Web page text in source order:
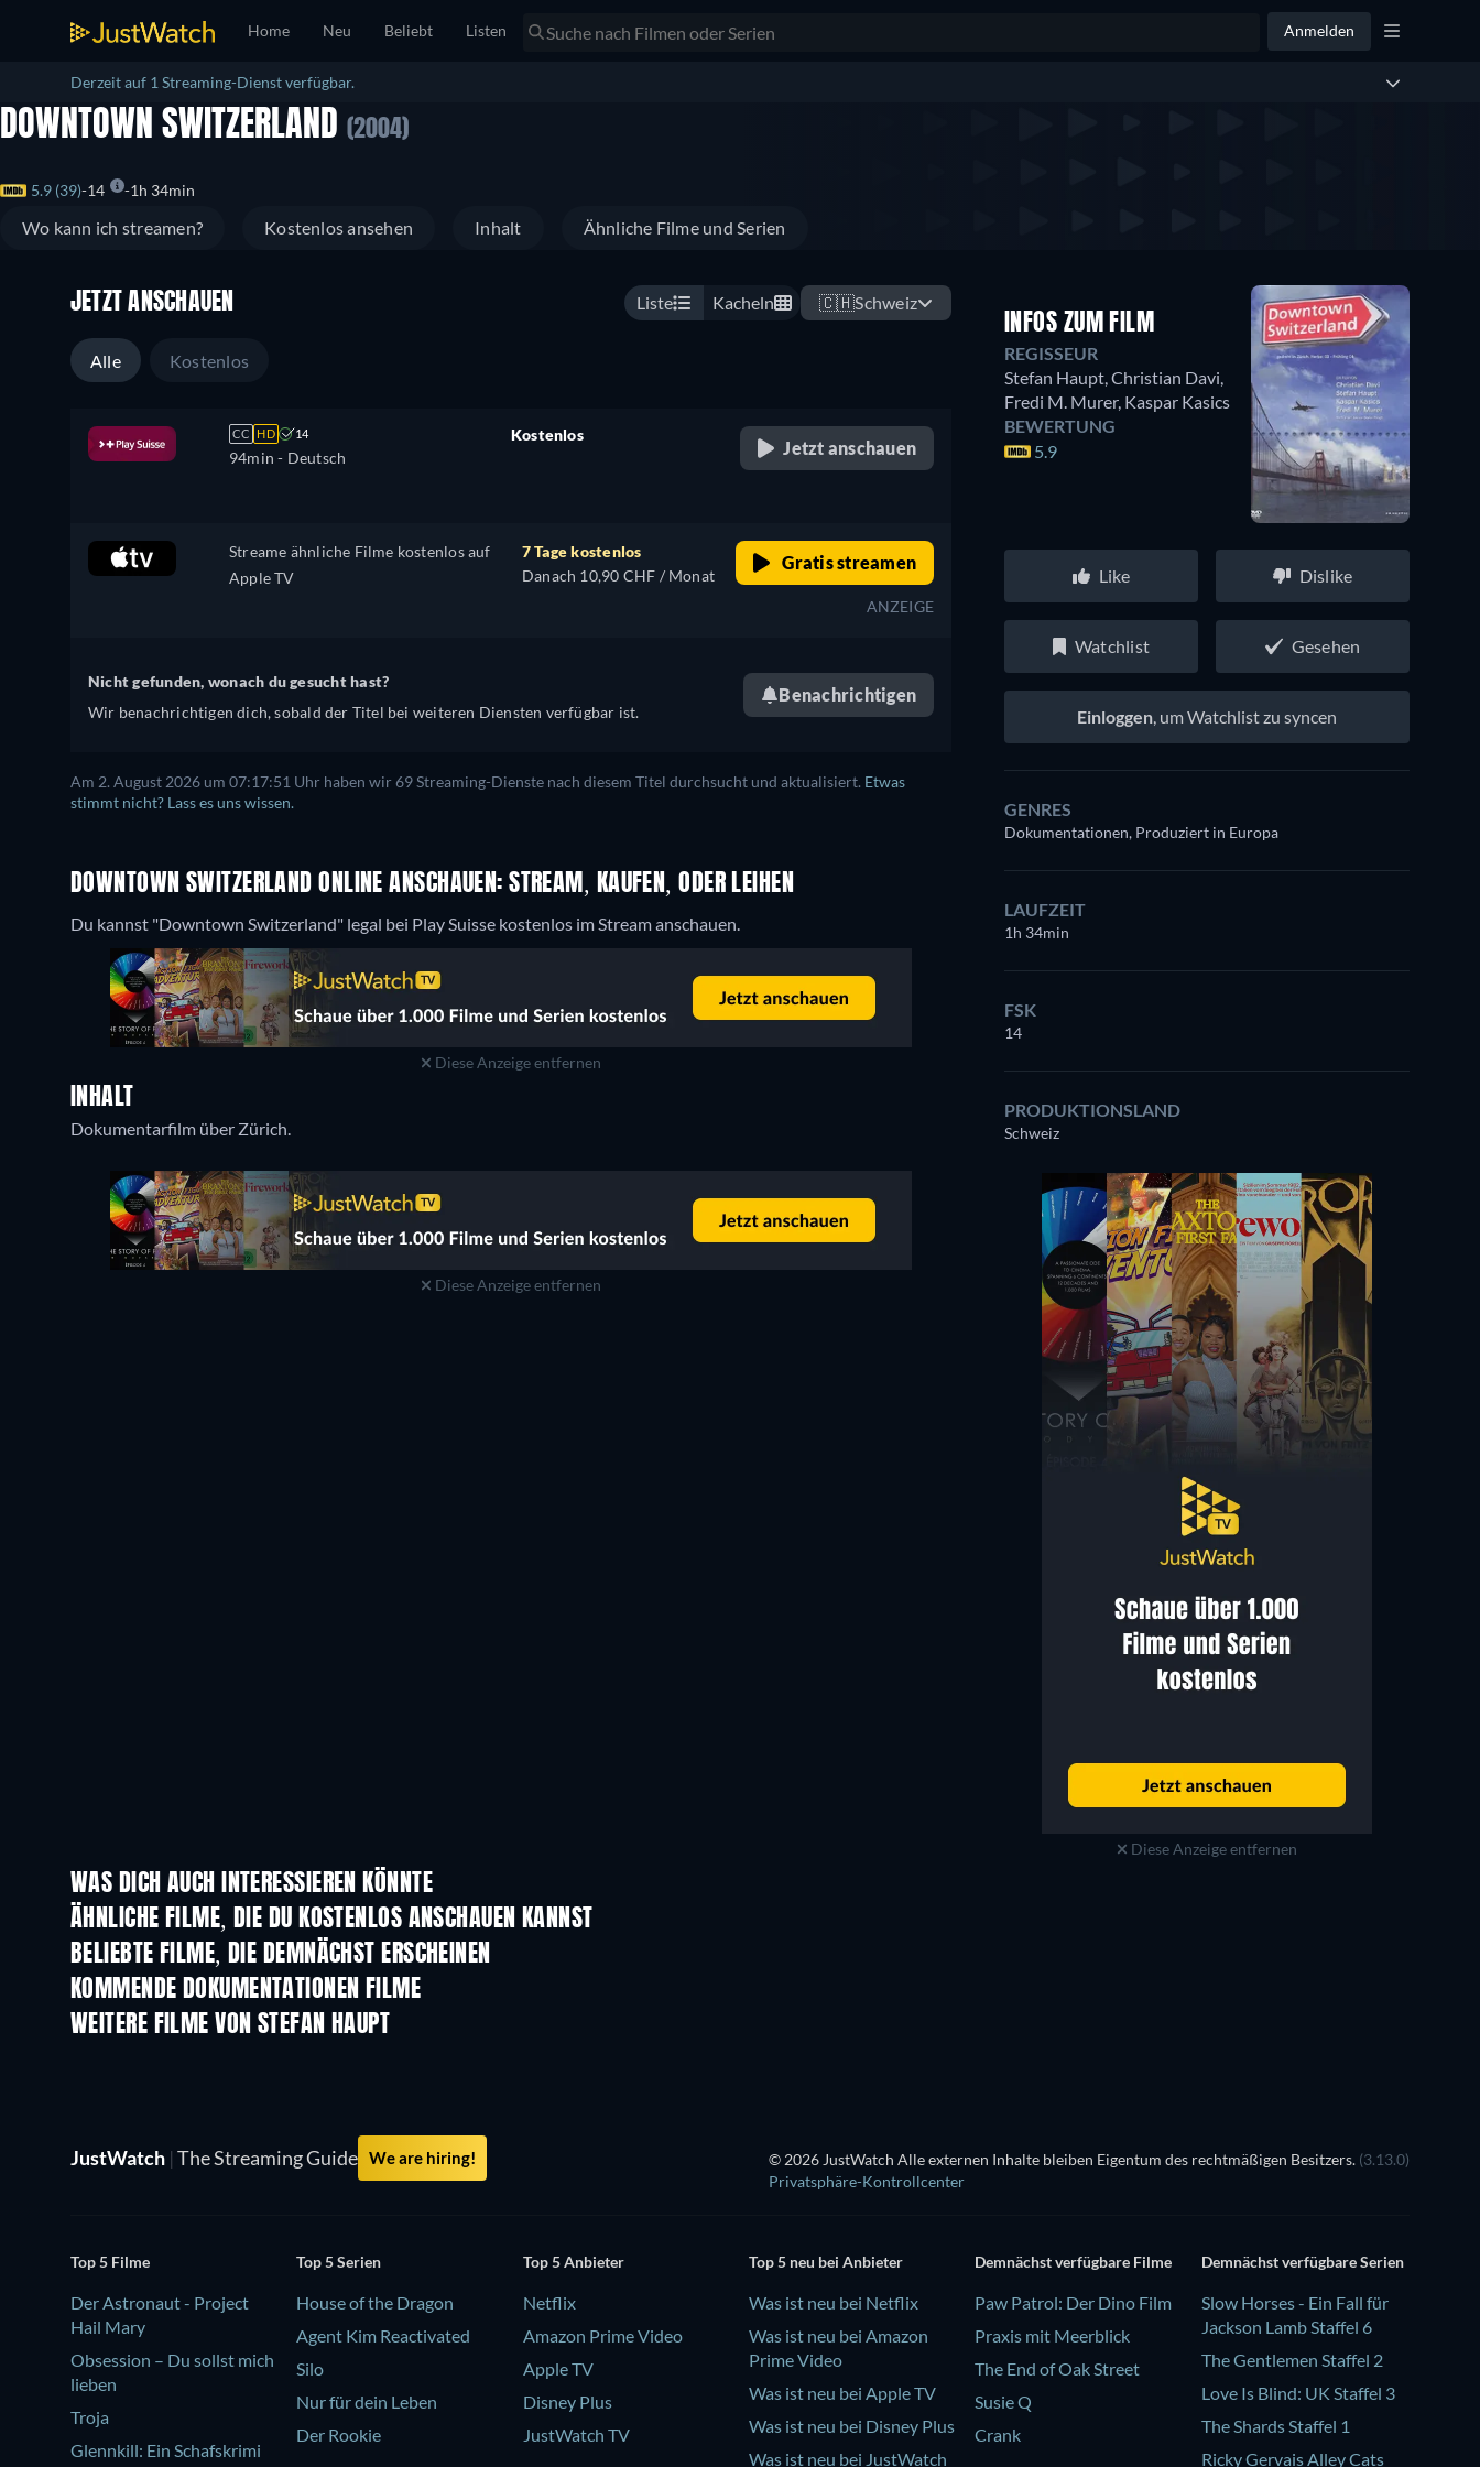
Home Neu Beliebt Listen Anmelden
Derzeit auf 1 Streaming-Dienst verfügbar.
DOWNTOWN SWITZERLAND (2004)
5.9 (39) 14 1h 34min
Wo kann ich streamen? Kostenlos ansehen Inhalt Ähnliche Filme und Serien
JETZT ANSCHAUEN Liste Kacheln 🇨🇭Schweiz
Alle Kostenlos
CC HD 14
94min - Deutsch
Kostenlos
Jetzt anschauen
Streame ähnliche Filme kostenlos auf
Apple TV
7 Tage kostenlos
Danach 10,90 CHF / Monat
Gratis streamen
ANZEIGE
Nicht gefunden, wonach du gesucht hast?
Wir benachrichtigen dich, sobald der Titel bei weiteren Diensten verfügbar ist.
Benachrichtigen
Am 2. August 2026 um 07:17:51 Uhr haben wir 69 Streaming-Dienste nach diesem Titel durchsucht und aktualisiert. Etwas
stimmt nicht? Lass es uns wissen.
DOWNTOWN SWITZERLAND ONLINE ANSCHAUEN: STREAM, KAUFEN, ODER LEIHEN
Du kannst "Downtown Switzerland" legal bei Play Suisse kostenlos im Stream anschauen.
Diese Anzeige entfernen
INHALT
Dokumentarfilm über Zürich.
INFOS ZUM FILM
REGISSEUR
Stefan Haupt,Christian Davi,
Fredi M. Murer, Kaspar Kasics
BEWERTUNG
5.9
Like Dislike
Watchlist Gesehen
Einloggen, um Watchlist zu syncen
GENRES
Dokumentationen, Produziert in Europa
LAUFZEIT
1h 34min
FSK
14
PRODUKTIONSLAND
Schweiz
Diese Anzeige entfernen
Diese Anzeige entfernen
WAS DICH AUCH INTERESSIEREN KÖNNTE
ÄHNLICHE FILME, DIE DU KOSTENLOS ANSCHAUEN KANNST
BELIEBTE FILME, DIE DEMNÄCHST ERSCHEINEN
KOMMENDE DOKUMENTATIONEN FILME
WEITERE FILME VON STEFAN HAUPT
JustWatch | The Streaming Guide We are hiring! © 2026 JustWatch Alle externen Inhalte bleiben Eigentum des rechtmäßigen Besitzers. (3.13.0)
Privatsphäre-Kontrollcenter
Top 5 Filme
Der Astronaut - Project
Hail Mary
Obsession – Du sollst mich
lieben
Troja
Glennkill: Ein Schafskrimi
Top 5 Serien
House of the Dragon
Agent Kim Reactivated
Silo
Nur für dein Leben
Der Rookie
Top 5 Anbieter
Netflix
Amazon Prime Video
Apple TV
Disney Plus
JustWatch TV
Top 5 neu bei Anbieter
Was ist neu bei Netflix
Was ist neu bei Amazon
Prime Video
Was ist neu bei Apple TV
Was ist neu bei Disney Plus
Was ist neu bei JustWatch
Demnächst verfügbare Filme
Paw Patrol: Der Dino Film
Praxis mit Meerblick
The End of Oak Street
Susie Q
Crank
Demnächst verfügbare Serien
Slow Horses - Ein Fall für
Jackson Lamb Staffel 6
The Gentlemen Staffel 2
Love Is Blind: UK Staffel 3
The Shards Staffel 1
Ricky Gervais Alley Cats